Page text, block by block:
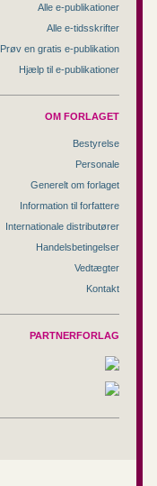
Alle e-publikationer
Alle e-tidsskrifter
Prøv en gratis e-publikation
Hjælp til e-publikationer
OM FORLAGET
Bestyrelse
Personale
Generelt om forlaget
Information til forfattere
Internationale distributører
Handelsbetingelser
Vedtægter
Kontakt
PARTNERFORLAG